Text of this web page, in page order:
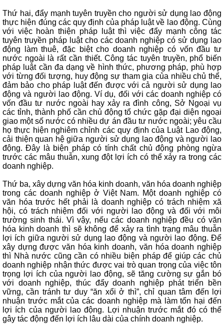
Thứ hai, đẩy mạnh tuyên truyền cho người sử dụng lao động
thực hiện đúng các quy định của pháp luật về lao động. Cùng
với việc hoàn thiện pháp luật thì việc đẩy mạnh công tác
tuyên truyền pháp luật cho các doanh nghiệp có sử dụng lao
động làm thuê, đặc biệt cho doanh nghiệp có vốn đầu tư
nước ngoài là rất cần thiết. Công tác tuyên truyền, phổ biến
pháp luật cần đa dạng về hình thức, phương pháp, phù hợp
với từng đối tượng, huy động sự tham gia của nhiều chủ thể,
đảm bảo cho pháp luật đến được với cả người sử dụng lao
động và người lao động. Ví dụ, đối với các doanh nghiệp có
vốn đầu tư nước ngoài hay xảy ra đình công, Sở Ngoại vụ
các tỉnh, thành phố cần chủ động tổ chức gặp đại diện ngoại
giao một số nước có nhiều dự án đầu tư nước ngoài; yêu cầu
họ thực hiện nghiêm chỉnh các quy định của Luật Lao động,
cải thiện quan hệ giữa người sử dụng lao động và người lao
động. Đây là biện pháp có tính chất chủ động phòng ngừa
trước các mâu thuẫn, xung đột lợi ích có thể xảy ra trong các
doanh nghiệp.
Thứ ba, xây dựng văn hóa kinh doanh, văn hóa doanh nghiệp
trong các doanh nghiệp ở Việt Nam. Một doanh nghiệp có
văn hóa trước hết phải là doanh nghiệp có trách nhiệm xã
hội, có trách nhiệm đối với người lao động và đối với môi
trường sinh thái. Vì vậy, nếu các doanh nghiệp đều có văn
hóa kinh doanh thì sẽ không để xảy ra tình trạng mâu thuẫn
lợi ích giữa người sử dụng lao động và người lao động. Để
xây dựng được văn hóa kinh doanh, văn hóa doanh nghiệp
thì Nhà nước cũng cần có nhiều biện pháp để giúp các chủ
doanh nghiệp nhận thức được vai trò quan trọng của việc tôn
trọng lợi ích của người lao động, sẽ tăng cường sự gắn bó
với doanh nghiệp, thúc đẩy doanh nghiệp phát triển bền
vững, cần tránh tư duy “ăn xổi ở thì”, chỉ quan tâm đến lợi
nhuận trước mắt của các doanh nghiệp mà làm tổn hại đến
lợi ích của người lao động. Lợi nhuận trước mắt đó có thể
gây tác động đến lợi ích lâu dài của chính doanh nghiệp.